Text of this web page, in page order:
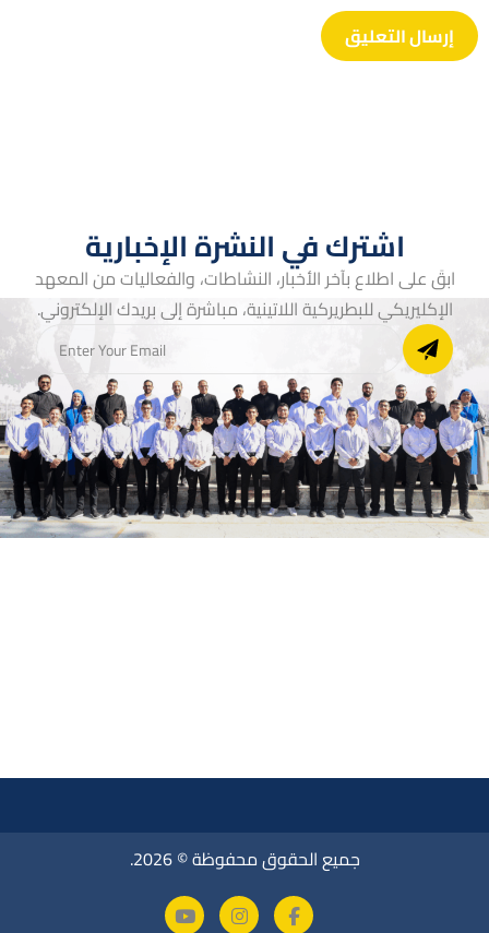
اشترك في النشرة الإخبارية
ابقَ على اطلاع بآخر الأخبار، النشاطات، والفعاليات من المعهد
الإكليريكي للبطريركية اللاتينية، مباشرة إلى بريدك الإلكتروني.
جميع الحقوق محفوظة © 2026.